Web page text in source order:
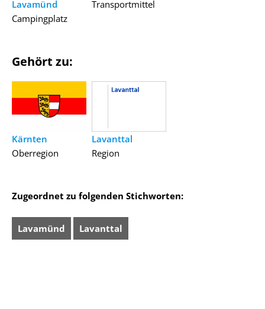
Lavamünd
Campingplatz
Transportmittel
Gehört zu:
Kärnten
Oberregion
Lavanttal
Region
Zugeordnet zu folgenden Stichworten:
Lavamünd Lavanttal